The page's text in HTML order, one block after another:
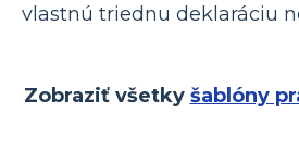
vlastnú triednu deklaráciu
Zobraziť všetky šablóny